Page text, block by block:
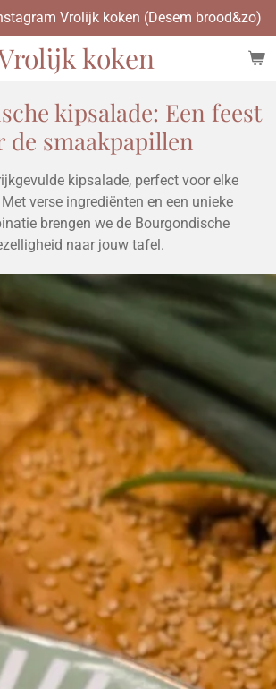
koken
Vrolijk koken (Desem brood&zo)
kipsalade: Een feest
de smaakpapillen
kipsalade, perfect voor elke
verse ingrediënten en een unieke
brengen we de Bourgondische
naar jouw tafel.